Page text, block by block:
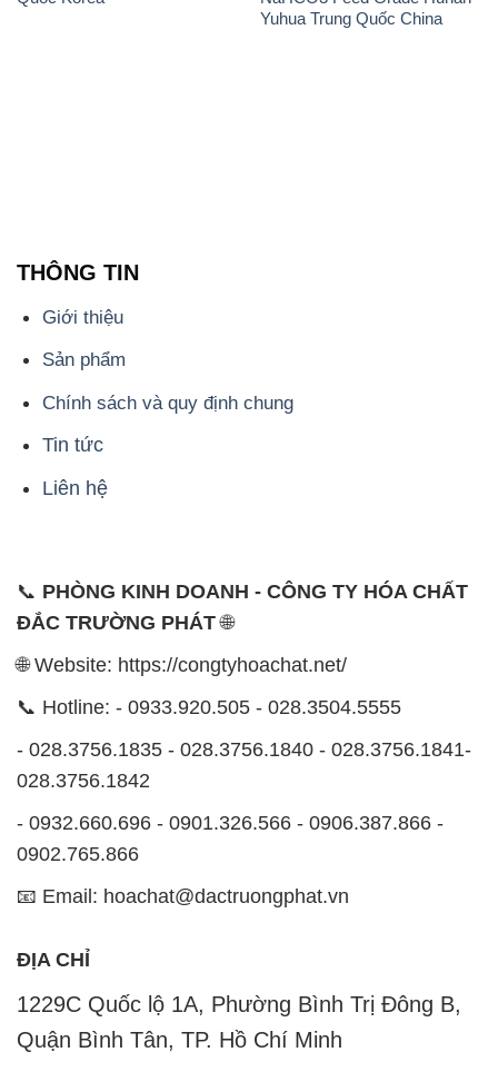
Yuhua Trung Quốc China
THÔNG TIN
Giới thiệu
Sản phẩm
Chính sách và quy định chung
Tin tức
Liên hệ
📞 PHÒNG KINH DOANH - CÔNG TY HÓA CHẤT
ĐẮC TRƯỜNG PHÁT🌐
🌐 Website: https://congtyhoachat.net/
📞 Hotline: - 0933.920.505 - 028.3504.5555
- 028.3756.1835 - 028.3756.1840 - 028.3756.1841-
028.3756.1842
- 0932.660.696 - 0901.326.566 - 0906.387.866 -
0902.765.866
📧 Email: hoachat@dactruongphat.vn
ĐỊA CHỈ
1229C Quốc lộ 1A, Phường Bình Trị Đông B,
Quận Bình Tân, TP. Hồ Chí Minh